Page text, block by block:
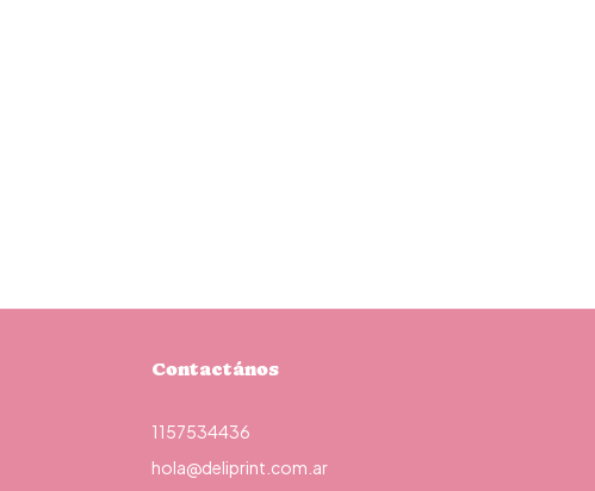
Contactános
1157534436
hola@deliprint.com.ar